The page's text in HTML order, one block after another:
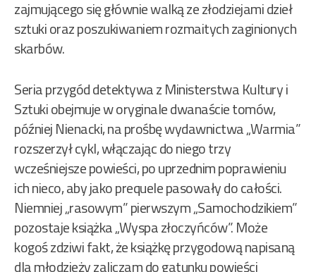
zajmującego się głównie walką ze złodziejami dzieł
sztuki oraz poszukiwaniem rozmaitych zaginionych
skarbów.
Seria przygód detektywa z Ministerstwa Kultury i
Sztuki obejmuje w oryginale dwanaście tomów,
później Nienacki, na prośbę wydawnictwa „Warmia”
rozszerzył cykl, włączając do niego trzy
wcześniejsze powieści, po uprzednim poprawieniu
ich nieco, aby jako prequele pasowały do całości.
Niemniej „rasowym” pierwszym „Samochodzikiem”
pozostaje książka „Wyspa złoczyńców”. Może
kogoś zdziwi fakt, że książkę przygodową napisaną
dla młodzieży zaliczam do gatunku powieści